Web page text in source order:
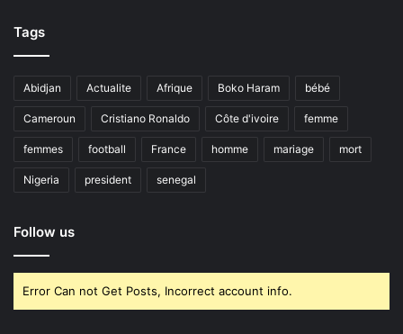
Tags
Abidjan Actualite Afrique Boko Haram bébé
Cameroun Cristiano Ronaldo Côte d'ivoire femme
femmes football France homme mariage mort
Nigeria president senegal
Follow us
Error Can not Get Posts, Incorrect account info.